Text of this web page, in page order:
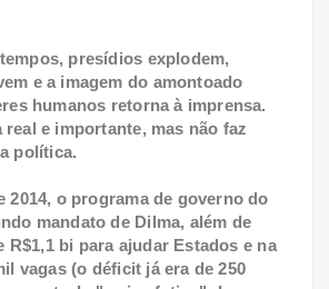
presídios explodem,
e a imagem do amontoado
humanos retorna à imprensa.
real e importante, mas não faz
política.
2014, o programa de governo do
mandato de Dilma, além de
R$1,1 bi para ajudar Estados e na
vagas (o déficit já era de 250